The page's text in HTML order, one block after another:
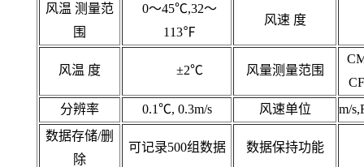
风温 测量范
围
0～45℃,32～
113℉
风速 度
风温 度 ±2℃ 风量测量范围
分辨率
0.1℃, 0.3m/s 风速单位
m/
数据存储/删
除
可记录500组数据 数据保持功能